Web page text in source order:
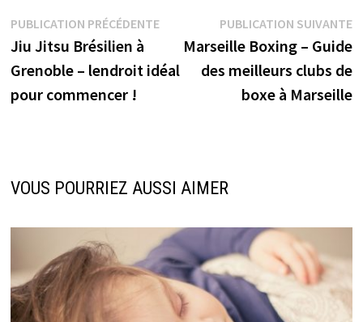
Navigation
de
l’article
PUBLICATION PRÉCÉDENTEPublication
précédente :
Jiu Jitsu Brésilien à
Grenoble – lendroit idéal
pour commencer !
PUBLICATION SUIVANTE
Marseille Boxing – Guide
des meilleurs clubs de
boxe à Marseille
VOUS POURRIEZ AUSSI AIMER